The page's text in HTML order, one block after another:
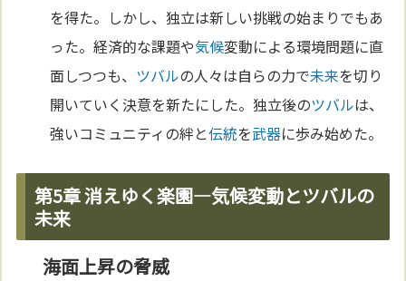
を得た。しかし、独立は新しい挑戦の始まりでもあ
った。経済的な課題や気候変動による環境問題に直
面しつつも、 ツバルの人々は自らの力で未来を切り
開いていく決意を新たにした。独立後のツバルは、
強いコミュニティの絆と伝統を武器に歩み始めた。
第5章 消えゆく楽園―気候変動とツバルの
未来
海面上昇の脅威